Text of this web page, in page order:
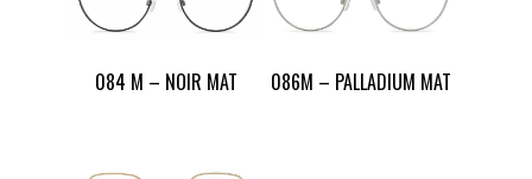
084 M – NOIR MAT 086M – PALLADIUM MAT